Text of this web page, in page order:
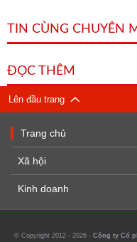
TIN CÙNG CHUYÊN
ĐỌC THÊM
Lên đầu trang
Trang chủ
Xã hội
Kinh doanh
© Copyright 2012 - 2026 - Công ty Cổ